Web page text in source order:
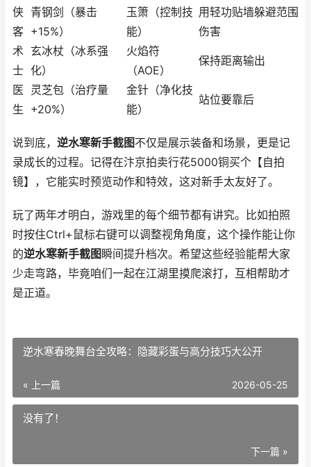
侠
客
青钢剑（暴击
+15%）
玉箫（控制技
能）
用轻功贴墙躲避范围
伤害
术
士
玄冰杖（冰系强
化）
火焰符
（AOE）
保持距离输出
医
生
灵芝包（治疗量
+20%）
金针（净化技
能）
站位要靠后
说到底， 逆水寒新手截图不仅是展示装备和场景，更是记
录成长的过程。记得在汴京拍卖行花5000铜买个【自拍
镜】，它能实时预览动作和特效，这对新手太友好了。
玩了两年才明白，游戏里的每个细节都有讲究。比如拍照
时按住Ctrl+鼠标右键可以调整视角角度，这个操作能让你
的逆水寒新手截图 瞬间提升档次。希望这些经验能帮大家
少走弯路，毕竟咱们一起在江湖里摸爬滚打，互相帮助才
是正道。
逆水寒春晚舞台全攻略：隐藏彩蛋与高分技巧大公开
« 上一篇 2026-05-25
没有了！
下一篇 »